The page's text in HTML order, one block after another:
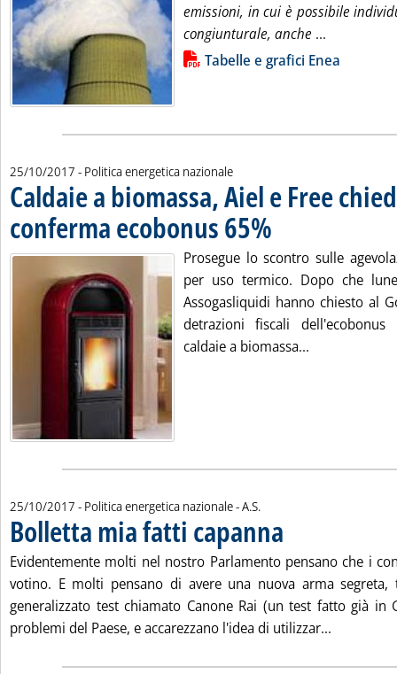
emissioni, in cui è possibile
congiunturale, anche ...
Lista allegati PDF alla notiziaTabelle e grafici Enea
25/10/2017 - Politica energetica nazionale
Caldaie a biomassa, Aiel e Free
conferma ecobonus 65%
Prosegue lo scontro sulle
per uso termico. Dopo che
Assogasliquidi hanno chiesto al
detrazioni fiscali
caldaie a biomassa...
25/10/2017 - Politica energetica nazionale -di:
A.S.
Bolletta mia fatti capanna
Evidentemente molti nel nostro Parlamento pensano che i
votino. E molti pensano di avere una nuova arma
generalizzato test chiamato Canone Rai (un test fatto già in
problemi del Paese, e accarezzano l'idea di utilizzar...